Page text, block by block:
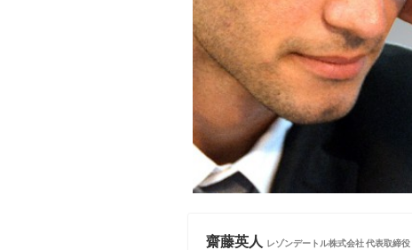
齋藤英人 レゾンデートル株式会社 代表取締役